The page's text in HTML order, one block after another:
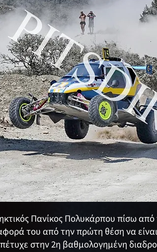
Πανίκος Πολυκάρπου πίσω
του από την πρώτη θέση να
στην 2η βαθμολογημένη